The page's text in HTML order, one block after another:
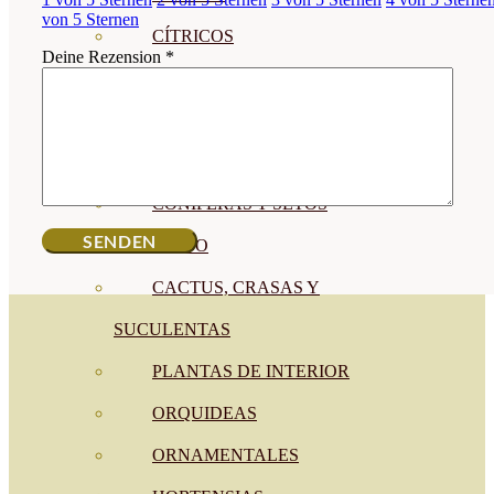
CÍTRICOS
CONÍFERAS Y SETOS
OLIVO
CACTUS, CRASAS Y
SUCULENTAS
PLANTAS DE INTERIOR
ORQUIDEAS
ORNAMENTALES
von 5 Sternen
Deine Rezension *